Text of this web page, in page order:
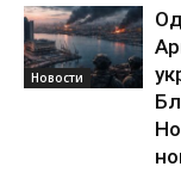
Новости